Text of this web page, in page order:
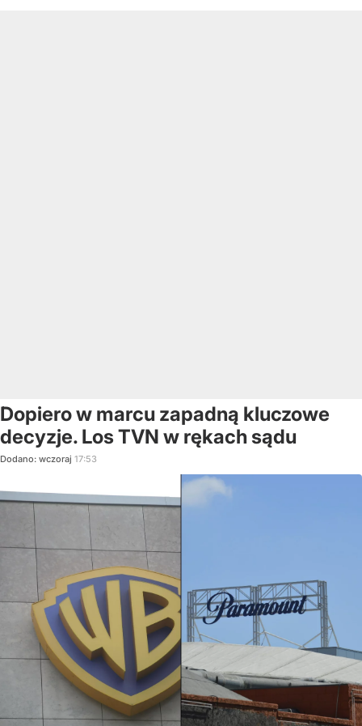
Dopiero w marcu zapadną kluczowe
decyzje. Los TVN w rękach sądu
Dodano: wczoraj 17:53